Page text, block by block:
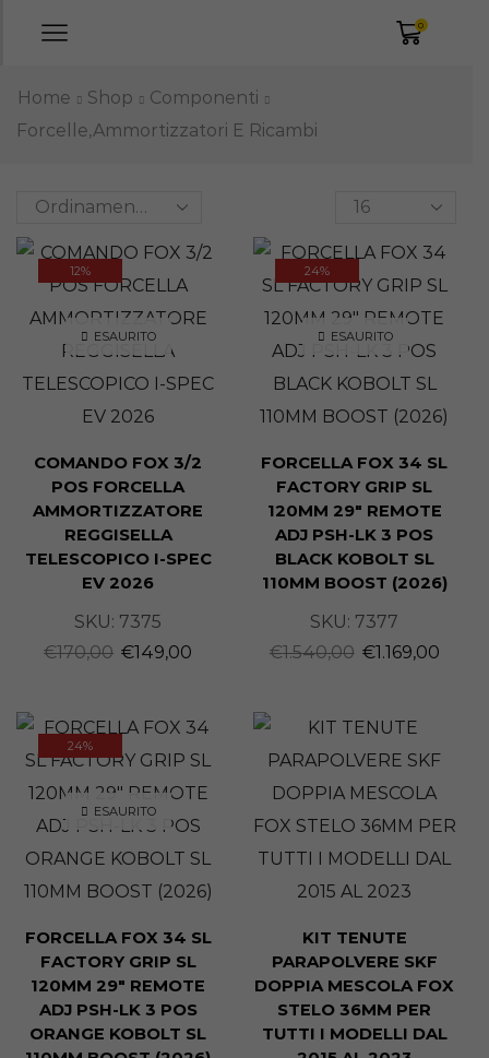
0
Home Shop
Componenti
Forcelle,ammortizzatori E Ricambi
12%
ESAURITO
COMANDO FOX 3/2
POS FORCELLA
AMMORTIZZATORE
REGGISELLA
TELESCOPICO I-SPEC
EV 2026
SKU: 7375
€170,00 €149,00
24%
ESAURITO
FORCELLA FOX 34 SL
FACTORY GRIP SL
120MM 29″ REMOTE
ADJ PSH-LK 3 POS
BLACK KOBOLT SL
110MM BOOST (2026)
SKU: 7377
€1.540,00 €1.169,00
24%
ESAURITO
FORCELLA FOX 34 SL
FACTORY GRIP SL
120MM 29″ REMOTE
ADJ PSH-LK 3 POS
ORANGE KOBOLT SL
KIT TENUTE
PARAPOLVERE SKF
DOPPIA MESCOLA FOX
STELO 36MM PER
TUTTI I MODELLI DAL